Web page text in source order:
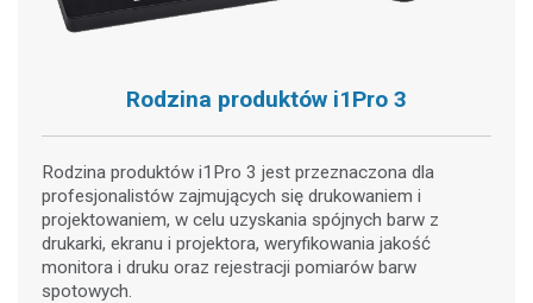
Rodzina produktów i1Pro 3
Rodzina produktów i1Pro 3 jest przeznaczona dla
profesjonalistów zajmujących się drukowaniem i
projektowaniem, w celu uzyskania spójnych barw z
drukarki, ekranu i projektora, weryfikowania jakość
monitora i druku oraz rejestracji pomiarów barw
spotowych.